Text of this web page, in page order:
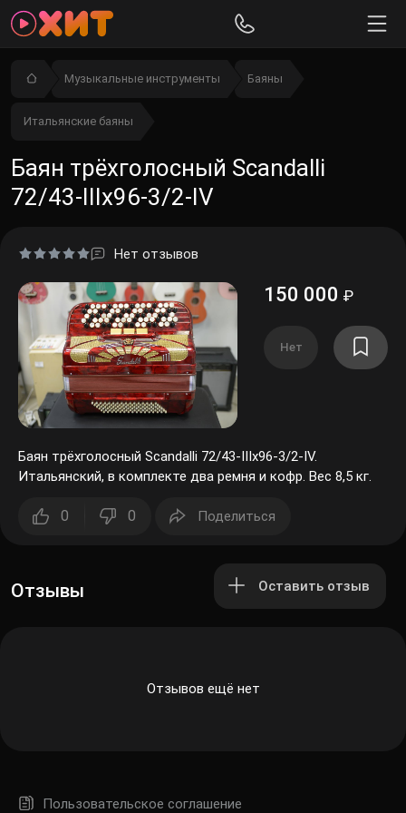
Музыкальные инструменты Баяны
Итальянские баяны
Баян трёхголосный Scandalli
72/43-IIIx96-3/2-IV
Нет отзывов
150 000 ₽
Нет
Баян трёхголосный Scandalli 72/43-IIIx96-3/2-IV.
Итальянский, в комплекте два ремня и кофр. Вес 8,5 кг.
0 0 Поделиться
Отзывы Оставить отзыв
Отзывов ещё нет
Пользовательское соглашение